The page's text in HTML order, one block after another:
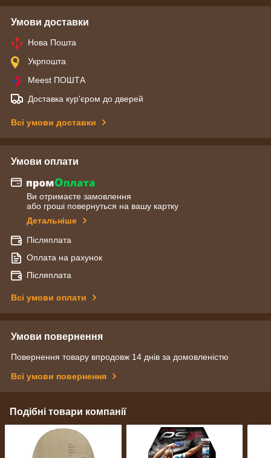
Умови доставки
Нова Пошта
Укрпошта
Meest ПОШТА
Доставка кур'єром до дверей
Всі умови доставки
Умови оплати
Ви отримаєте замовлення
або гроші повернуться на вашу картку
Детальніше
Післяплата
Оплата на рахунок
Післяплата
Всі умови оплати
Умови повернення
Повернення товару впродовж 14 днів за домовленістю
Всі умови повернення
Подібні товари компанії